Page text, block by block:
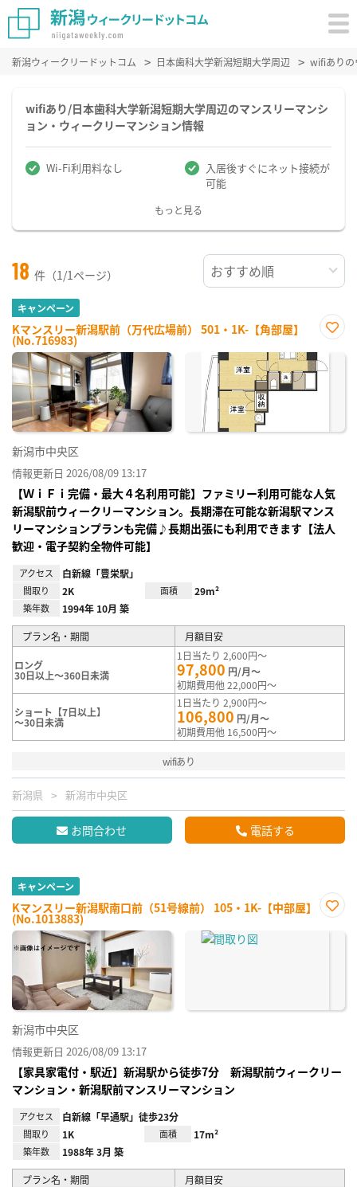
新潟ウィークリードットコム 日本歯科大学新潟短期大学周辺 wifiありの
wifiあり/日本歯科大学新潟短期大学周辺のマンスリーマンシ
ョン・ウィークリーマンション情報
Wi-Fi利用料なし
入居後すぐにネット接続が
可能
もっと見る
18 件（1/1ページ）
キャンペーン
Kマンスリー新潟駅前（万代広場前） 501・1K-【角部屋】
(No.716983)
に入
り登
新潟市中央区
情報更新日 2026/08/09 13:17
【ＷｉＦｉ完備・最大４名利用可能】ファミリー利用可能な人気
新潟駅前ウィークリーマンション。長期滞在可能な新潟駅マンス
リーマンションプランも完備♪長期出張にも利用できます【法人
歓迎・電子契約全物件可能】
アクセス 白新線「豊栄駅」
間取り 2K 面積 29m²
築年数 1994年 10月 築
プラン名・期間 月額目安
ロング
30日以上～360日未満
1日当たり 2,600円～
97,800 円/月～
初期費用他 22,000円～
ショート【7日以上】
～30日未満
1日当たり 2,900円～
106,800 円/月～
初期費用他 16,500円～
wifiあり
新潟県 新潟市中央区
お問合わせ 電話する
キャンペーン
Kマンスリー新潟駅南口前（51号線前） 105・1K-【中部屋】
(No.1013883)
に入
新潟市中央区
情報更新日 2026/08/09 13:17
【家具家電付・駅近】新潟駅から徒歩7分 新潟駅前ウィークリー
マンション・新潟駅前マンスリーマンション
アクセス 白新線「早通駅」徒歩23分
間取り 1K 面積 17m²
築年数 1988年 3月 築
プラン名・期間 月額目安